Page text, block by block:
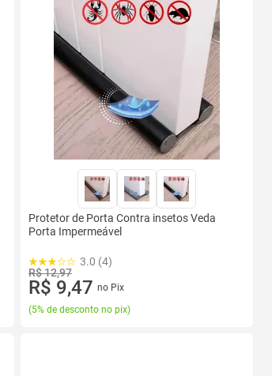
Protetor de Porta Contra insetos Veda
Porta Impermeável
3.0 (4)
R$ 12,97
R$ 9,47 no Pix
(5% de desconto no pix)